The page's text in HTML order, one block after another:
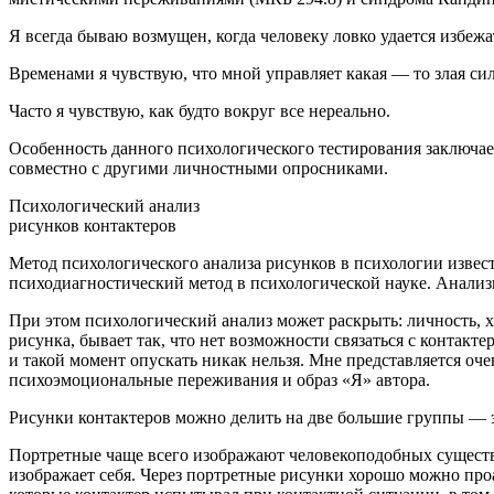
Я всегда бываю возмущен, когда человеку ловко удается
Временами я чувствую, что мной управляет какая — то злая
Часто я чувствую, как будто вокруг все нереально.
Особенность данного психологического тестирования
совместно с другими личностными опросниками.
Психологический анализ
рисунков контактеров
Метод психологического анализа рисунков в психологии
психодиагностический метод в психологической науке.
При этом психологический анализ может раскрыть:
рисунка, бывает так, что нет возможности связаться с
и такой момент опускать никак нельзя. Мне представляется
психоэмоциональные переживания и образ «Я» автора.
Рисунки контактеров можно делить на две большие группы
Портретные чаще всего изображают человекоподобных
изображает себя. Через портретные рисунки хорошо можно